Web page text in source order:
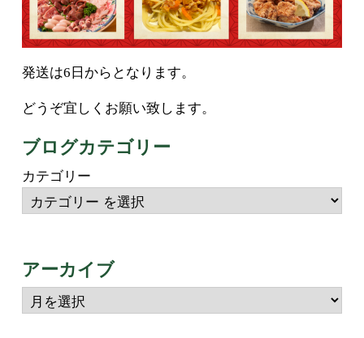
発送は6日からとなります。
どうぞ宜しくお願い致します。
ブログカテゴリー
カテゴリー
アーカイブ